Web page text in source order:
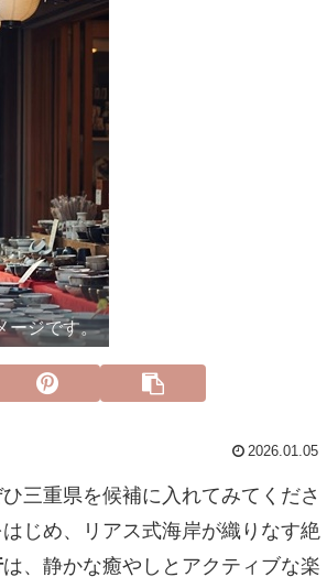
ージです。
2026.01.05
三重県を候補に入れてみてくださ
じめ、リアス式海岸が織りなす絶
は、静かな癒やしとアクティブな楽